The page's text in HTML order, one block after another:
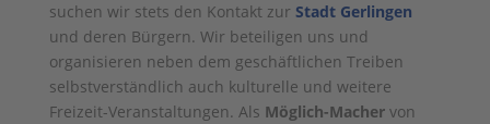
suchen wir stets den Kontakt zur Stadt Gerlingen
und deren Bürgern. Wir beteiligen uns und
organisieren neben dem geschäftlichen Treiben
selbstverständlich auch kulturelle und weitere
Freizeit-Veranstaltungen. Als Möglich-Machervon